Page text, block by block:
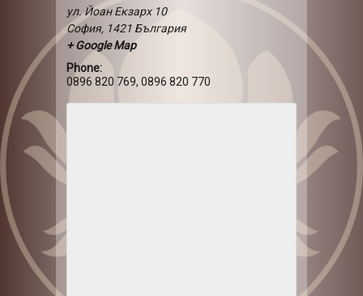
ул. Йоан Екзарх 10
София, 1421 България
+ Google Map
Phone:
0896 820 769, 0896 820 770